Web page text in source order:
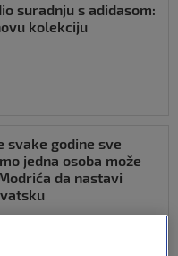
suradnju s adidasom:
kolekciju
svake godine sve
jedna osoba može
da nastavi